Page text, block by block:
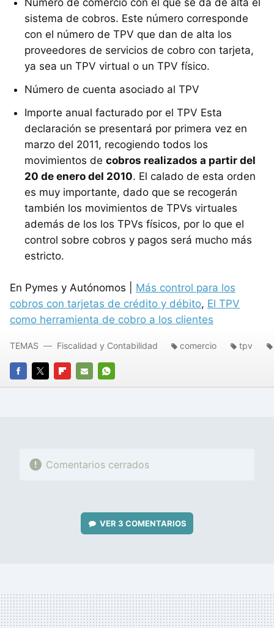
sistema de cobros. Este número corresponde
con el número de TPV que dan de alta los
proveedores de servicios de cobro con tarjeta,
ya sea un TPV virtual o un TPV físico.
Número de cuenta asociado al TPV
Importe anual facturado por el TPV Esta
declaración se presentará por primera vez en
marzo del 2011, recogiendo todos los
movimientos de cobros realizados a partir del
20 de enero del 2010. El calado de esta orden
es muy importante, dado que se recogerán
también los movimientos de TPVs virtuales
además de los los TPVs físicos, por lo que el
control sobre cobros y pagos será mucho más
estricto.
En Pymes y Autónomos | Más control para los
cobros con tarjetas de crédito y débito, El TPV
como herramienta de cobro a los clientes
FACEBOOK
TWITTERFLIPBOARD
E-
WHATSAPP
TEMAS Fiscalidad y Contabilidad comercio tpv
Comentarios cerrados
VER 3 COMENTARIOS